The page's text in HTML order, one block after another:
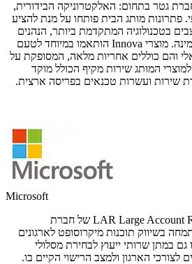
גטר בתחום: האלקטרוניקה הבידורית,
פתרונות מותג הבית פותחו על מנת להציע
בטכנולוגיה המתקדמת ביותר, הנהנים
משירות של חברה ותיקה ואמינה. מוצרי Innova הותאמו במיוחד לטעם
והם כוללים אחריות מלאה, המסופקת על
המותג שירות מקיף הכולל מוקד
שירות ועשרות טכנאים בפריסה ארצית.
Microsoft
גטר טק משמשת כ- LAR Large Account Reseller של חברת
בשיווק תוכנות מיקרוסופט לארגונים
גם במתן שרותי ייעוץ לבחירת מסלולי
הארגון ולמצב הרישוי הקיים בו.